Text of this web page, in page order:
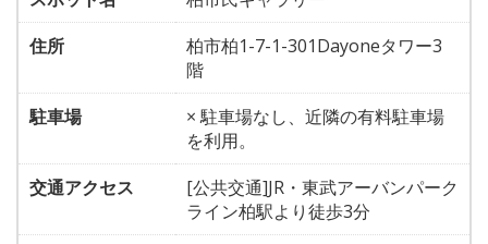
住所
柏市柏1-7-1-301Dayoneタワー3
階
駐車場
× 駐車場なし、近隣の有料駐車場
を利用。
交通アクセス
[公共交通]JR・東武アーバンパーク
ライン柏駅より徒歩3分